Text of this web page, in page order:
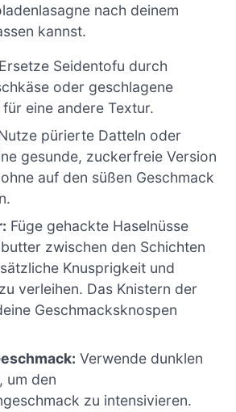
nach deinem
kannst.
Ersetze Seidentofu durch
oder geschlagene
eine andere Textur.
pürierte Datteln oder
gesunde, zuckerfreie Version
auf den süßen Geschmack
Füge gehackte Haselnüsse
zwischen den Schichten
Knusprigkeit und
verleihen. Das Knistern der
Geschmacksknospen
Verwende dunklen
um den
zu intensivieren.